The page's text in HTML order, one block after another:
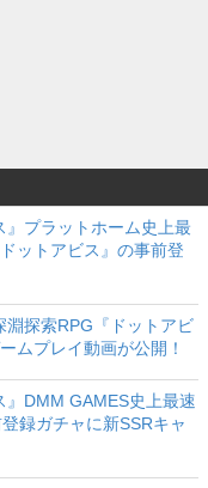
』プラットホーム史上最
ットアビス』の事前登
探索RPG『ドットアビ
ムプレイ動画が公開！
DMM GAMES史上最速
録ガチャに新SSRキャ